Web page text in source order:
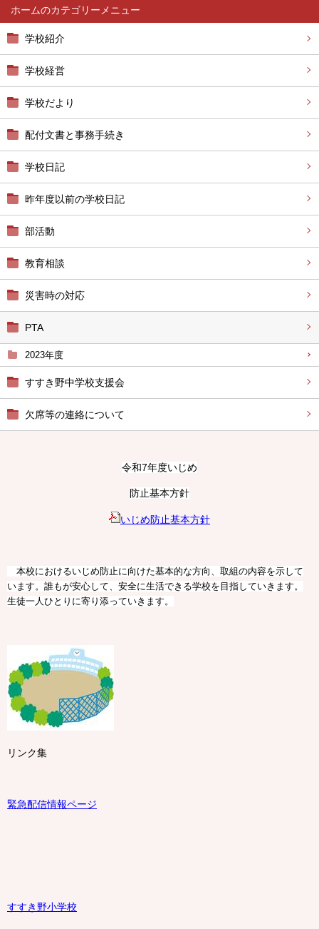
ホーム
学校紹介
学校経営
学校だより
配付文書と事務手続き
学校日記
昨年度以前の学校日記
部活動
教育相談
災害時の対応
PTA
2023年度
すすき野中学校支援会
欠席等の連絡について
令和7年度いじめ
防止基本方針
いじめ防止基本方針
本校におけるいじめ防止に向けた基本的な方向、取組の内容を示して
います。誰もが安心して、安全に生活できる学校を目指していきます。
生徒一人ひとりに寄り添っていきます。
リンク集
緊急配信情報ページ
すすき野小学校